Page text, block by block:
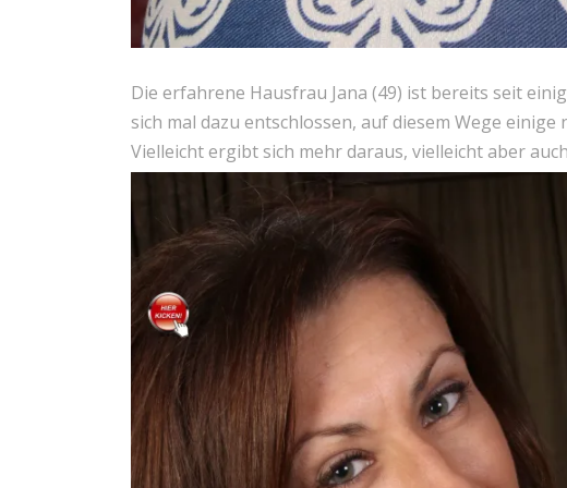
Die erfahrene Hausfrau Jana (49) ist bereits seit
sich mal dazu entschlossen, auf diesem Wege
Vielleicht ergibt sich mehr daraus, vielleicht aber